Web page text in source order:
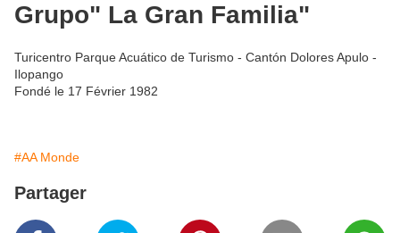
Grupo" La Gran Familia"
Turicentro Parque Acuático de Turismo - Cantón Dolores Apulo -
Ilopango
Fondé le 17 Février 1982
#AA Monde
Partager